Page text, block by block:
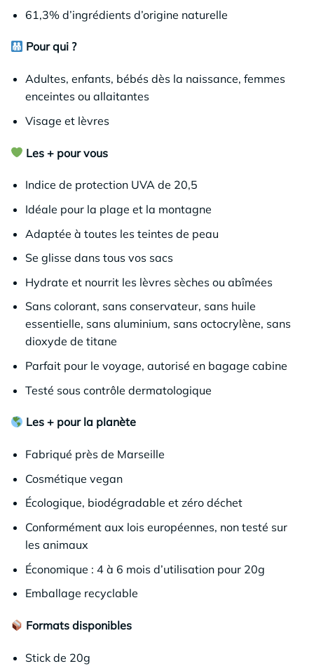
61,3% d’ingrédients d’origine naturelle
Pour qui ?
Adultes, enfants, bébés dès la naissance, femmes
enceintes ou allaitantes
Visage et lèvres
Les + pour vous
Indice de protection UVA de 20,5
Idéale pour la plage et la montagne
Adaptée à toutes les teintes de peau
Se glisse dans tous vos sacs
Hydrate et nourrit les lèvres sèches ou abîmées
Sans colorant, sans conservateur, sans huile
essentielle, sans aluminium, sans octocrylène, sans
dioxyde de titane
Parfait pour le voyage, autorisé en bagage cabine
Testé sous contrôle dermatologique
Les + pour la planète
Fabriqué près de Marseille
Cosmétique vegan
Écologique, biodégradable et zéro déchet
Conformément aux lois européennes, non testé sur
les animaux
Économique : 4 à 6 mois d’utilisation pour 20g
Emballage recyclable
Formats disponibles
Stick de 20g